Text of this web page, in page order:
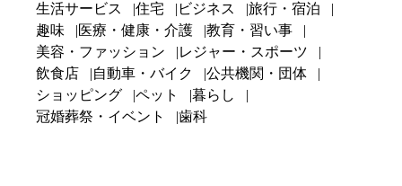
生活サービス 住宅 ビジネス
旅行・宿泊
趣味
医療・健康・介護
教育・習い事
美容・ファッション
レジャー・スポーツ
飲食店
自動車・バイク
公共機関・団体
ショッピング
ペット
暮らし
冠婚葬祭・イベント
歯科